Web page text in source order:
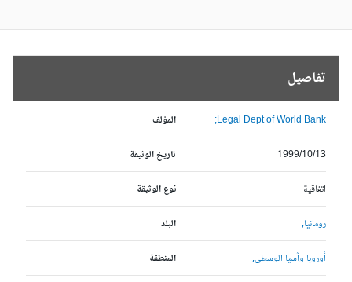
تفاصيل
المؤلف Legal Dept of World Bank;
تاريخ الوثيقة 1999/10/13
نوع الوثيقة اتفاقية
البلد رومانيا,
المنطقة أوروبا وآسيا الوسطى,